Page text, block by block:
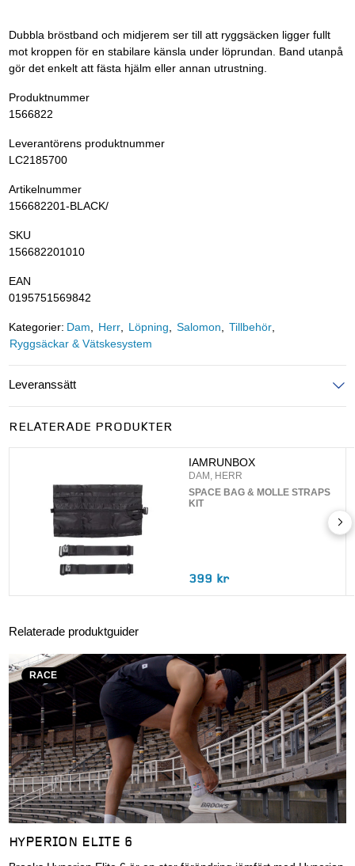
Dubbla bröstband och midjerem ser till att ryggsäcken ligger fullt
mot kroppen för en stabilare känsla under löprundan. Band utanpå
gör det enkelt att fästa hjälm eller annan utrustning.
Produktnummer
1566822
Leverantörens produktnummer
LC2185700
Artikelnummer
156682201-BLACK/
SKU
156682201010
EAN
0195751569842
Kategorier: Dam Herr Löpning Salomon
Tillbehör
Ryggsäckar & Vätskesystem
Leveranssätt
RELATERADE PRODUKTER
IAMRUNBOX
DAM, HERR
SPACE BAG & MOLLE STRAPS
KIT
399 kr
Relaterade produktguider
RACE
HYPERION ELITE 6